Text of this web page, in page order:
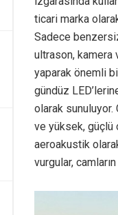
ticari marka
Sadece
ultrason,
yaparak önemli
gündüz
olarak
ve yüksek, güçlü
aeroakustik
vurgular,